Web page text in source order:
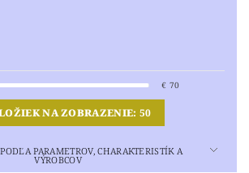
€ 70
NA ZOBRAZENIE:50
PARAMETROV, CHARAKTERISTÍK A
VÝROBCOV